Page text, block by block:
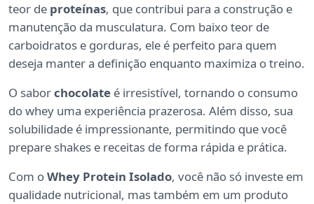
teor de proteínas, que contribui para a construção e
manutenção da musculatura. Com baixo teor de
carboidratos e gorduras, ele é perfeito para quem
deseja manter a definição enquanto maximiza o treino.
O saborchocolate é irresistível, tornando o consumo
do whey uma experiência prazerosa. Além disso, sua
solubilidade é impressionante, permitindo que você
prepare shakes e receitas de forma rápida e prática.
Com oWhey Protein Isolado, você não só investe em
qualidade nutricional, mas também em um produto